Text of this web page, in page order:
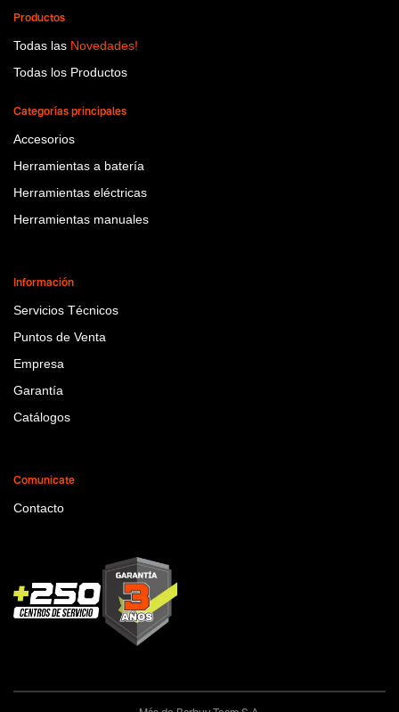
Productos
Todas las Novedades!
Todas los Productos
Categorías principales
Accesorios
Herramientas a batería
Herramientas eléctricas
Herramientas manuales
Información
Servicios Técnicos
Puntos de Venta
Empresa
Garantía
Catálogos
Comunicate
Contacto